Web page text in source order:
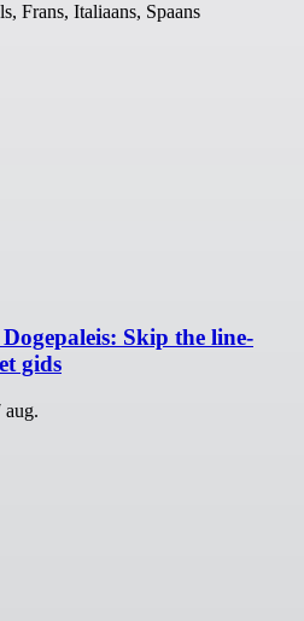
Frans, Italiaans, Spaans
Skip the line-
gids
aug.